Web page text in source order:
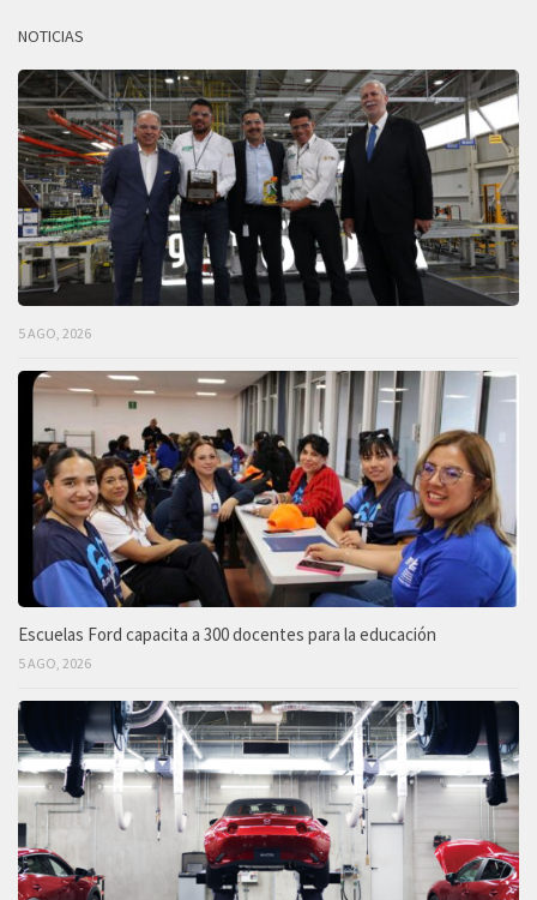
NOTICIAS
5 AGO, 2026
Escuelas Ford capacita a 300 docentes para la educación
5 AGO, 2026